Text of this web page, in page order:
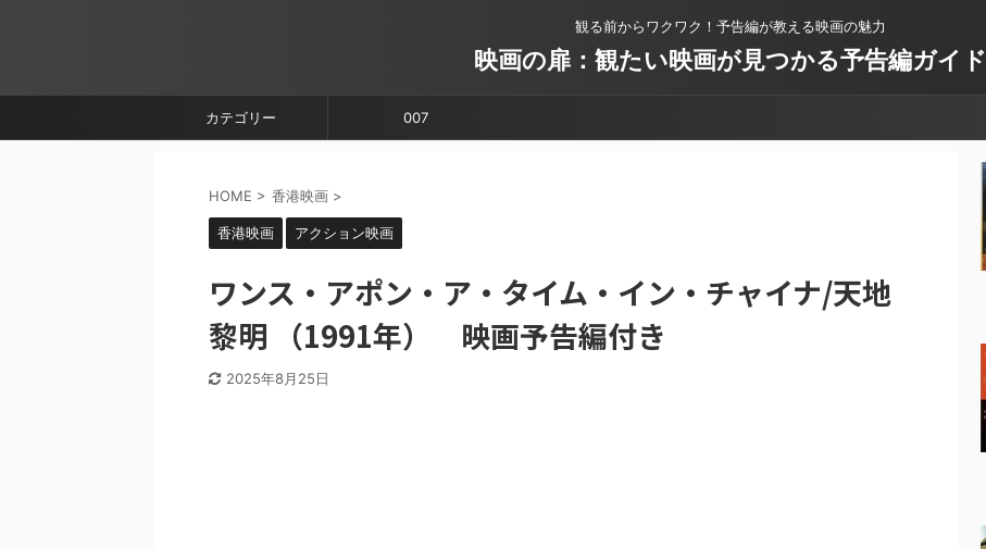
観る前からワクワク！予告編が教える映画の魅力
映画の扉：観たい映画が見つかる予告編ガイド
カテゴリー 007
HOME > 香港映画 >
香港映画 アクション映画
ワンス・アポン・ア・タイム・イン・チャイナ/天地
黎明 （1991年） 映画予告編付き
2025年8月25日